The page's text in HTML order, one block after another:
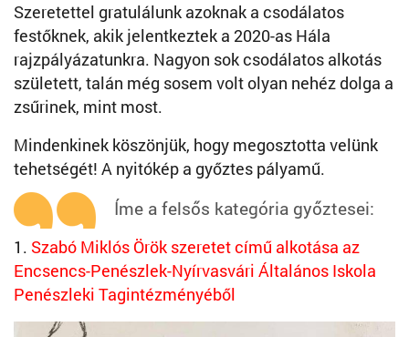
Szeretettel gratulálunk azoknak a csodálatos
festőknek, akik jelentkeztek a 2020-as Hála
rajzpályázatunkra. Nagyon sok csodálatos alkotás
született, talán még sosem volt olyan nehéz dolga a
zsűrinek, mint most.
Mindenkinek köszönjük, hogy megosztotta velünk
tehetségét! A nyitókép a győztes pályamű.
Íme a felsős kategória győztesei:
1. Szabó Miklós Örök szeretet című alkotása az
Encsencs-Penészlek-Nyírvasvári Általános Iskola
Penészleki Tagintézményéből